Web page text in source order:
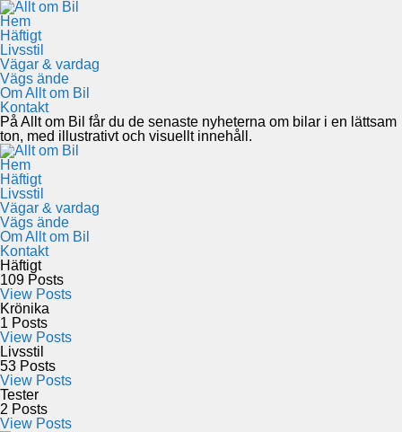
Hem
Häftigt
Livsstil
Vägar & vardag
Vägs ände
Om Allt om Bil
Kontakt
På Allt om Bil får du de senaste nyheterna om bilar i en lättsam
ton, med illustrativt och visuellt innehåll.
Hem
Häftigt
Livsstil
Vägar & vardag
Vägs ände
Om Allt om Bil
Kontakt
Häftigt
109 Posts
View Posts
Krönika
1 Posts
View Posts
Livsstil
53 Posts
View Posts
Tester
2 Posts
View Posts